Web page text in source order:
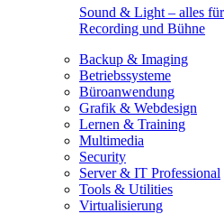
Sound & Light – alles
Recording und Bühne
Backup & Imaging
Betriebssysteme
Büroanwendung
Grafik & Webdesign
Lernen & Training
Multimedia
Security
Server & IT Professional
Tools & Utilities
Virtualisierung